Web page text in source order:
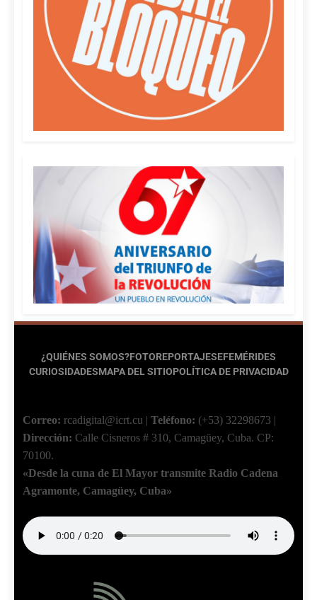
¿QUIÉNES SOMOS?FOTOREPORTAJESEFEMÉRIDES
CURIOSIDADESMAPA DEL SITIOPOLÍTICA DE PRIVACIDAD
Correo: rcadigital@icrt.cu | Teléfono: (+53) 32298673 |
Dirección: Calle Cisneros # 310, Camagüey, Cuba. CP:
70100.
«Desde la cuna de El Mayor transmite Radio Cadena
Agramonte, Camagüey, Cuba»